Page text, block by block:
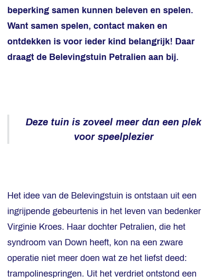
beperking samen kunnen beleven en spelen.
Want samen spelen, contact maken en
ontdekken is voor ieder kind belangrijk! Daar
draagt de Belevingstuin Petralien aan bij.
Deze tuin is zoveel meer dan een plek
voor speelplezier
Het idee van de Belevingstuin is ontstaan uit een
ingrijpende gebeurtenis in het leven van bedenker
Virginie Kroes. Haar dochter Petralien, die het
syndroom van Down heeft, kon na een zware
operatie niet meer doen wat ze het liefst deed:
trampolinespringen. Uit het verdriet ontstond een